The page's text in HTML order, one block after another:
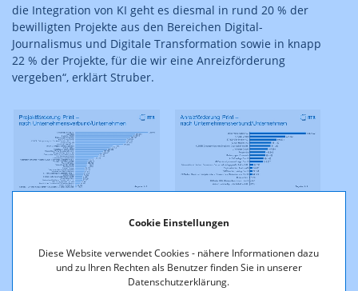
Cookie Einstellungen
Diese Website verwendet Cookies - nähere Informationen dazu
und zu Ihren Rechten als Benutzer finden Sie in unserer
Datenschutzerklärung.
die Integration von KI geht es diesmal in rund 20 % der
bewilligten Projekte aus den Bereichen Digital-
Journalismus und Digitale Transformation sowie in knapp
22 % der Projekte, für die wir eine Anreizförderung
vergeben“, erklärt Struber.